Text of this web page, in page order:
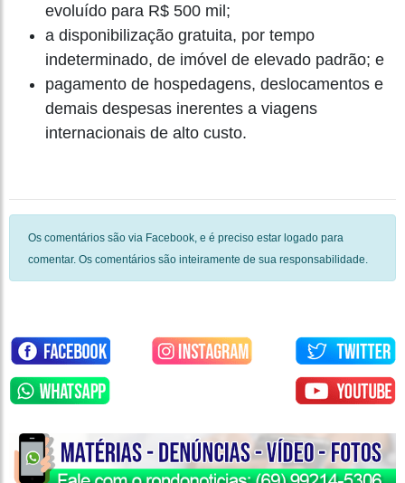
evoluído para R$ 500 mil;
a disponibilização gratuita, por tempo
indeterminado, de imóvel de elevado padrão; e
pagamento de hospedagens, deslocamentos e
demais despesas inerentes a viagens
internacionais de alto custo.
Os comentários são via Facebook, e é preciso estar logado para
comentar. Os comentários são inteiramente de sua responsabilidade.